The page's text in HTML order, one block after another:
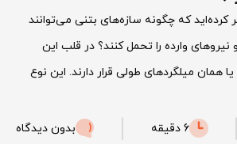
کرده‌اید که چگونه سازه‌های بتنی می‌توانند
وارده را تحمل کنند؟ در قلب این
همان میلگردهای طولی قرار دارند. این نوع
6 دقیقه بدون دیدگاه